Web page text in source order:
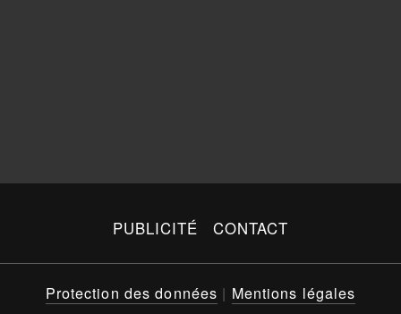
PUBLICITÉ CONTACT
Protection des données | Mentions légales